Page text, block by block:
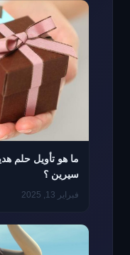
ما هو تأويل حلم
سيرين ؟
فبراير 13, 2025